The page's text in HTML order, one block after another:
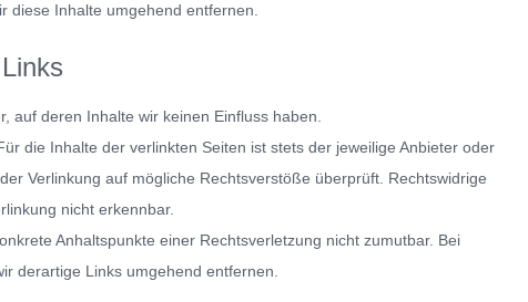
diese Inhalte umgehend entfernen.
auf deren Inhalte wir keinen Einfluss haben.
die Inhalte der verlinkten Seiten ist stets der jeweilige Anbieter oder
Verlinkung auf mögliche Rechtsverstöße überprüft. Rechtswidrige
nicht erkennbar.
Anhaltspunkte einer Rechtsverletzung nicht zumutbar. Bei
derartige Links umgehend entfernen.